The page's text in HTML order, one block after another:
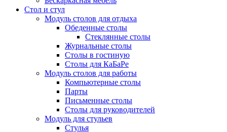
Стол и стул
Модуль столов для отдыха
Обеденные столы
Стеклянные столы
Журнальные столы
Столы в гостиную
Столы для КаБаРе
Модуль столов для работы
Компьютерные столы
Парты
Письменные столы
Столы для руководителей
Модуль для стульев
Стулья